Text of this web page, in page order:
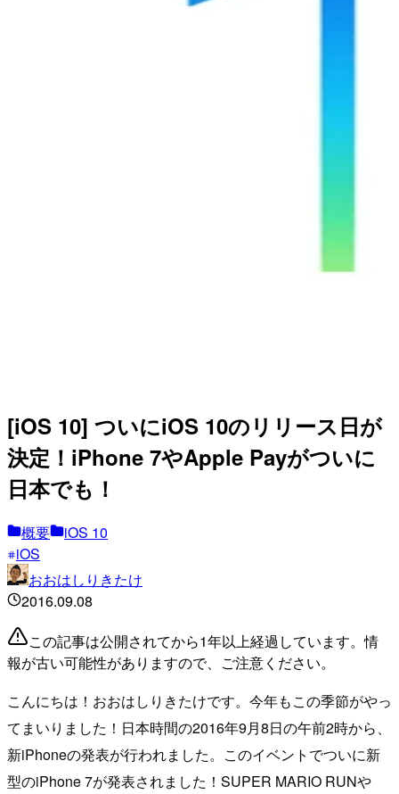
[iOS 10] ついにiOS 10のリリース日が
決定！iPhone 7やApple Payがついに
日本でも！
概要
iOS 10
iOS
おおはしりきたけ
2016.09.08
この記事は公開されてから1年以上経過しています。情
報が古い可能性がありますので、ご注意ください。
こんにちは！おおはしりきたけです。今年もこの季節がやっ
てまいりました！日本時間の2016年9月8日の午前2時から、
新iPhoneの発表が行われました。このイベントでついに新
型のiPhone 7が発表されました！SUPER MARIO RUNや